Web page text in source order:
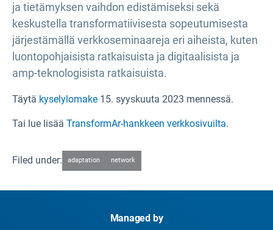
ja tietämyksen vaihdon edistämiseksi sekä
keskustella transformatiivisesta sopeutumisesta
järjestämällä verkkoseminaareja eri aiheista, kuten
luontopohjaisista ratkaisuista ja digitaalisista ja
amp-teknologisista ratkaisuista.
Täytä kyselylomake 15. syyskuuta 2023 mennessä.
Tai lue lisää TransformAr-hankkeen verkkosivuilta.
Filed under: adaptation network
Managed by